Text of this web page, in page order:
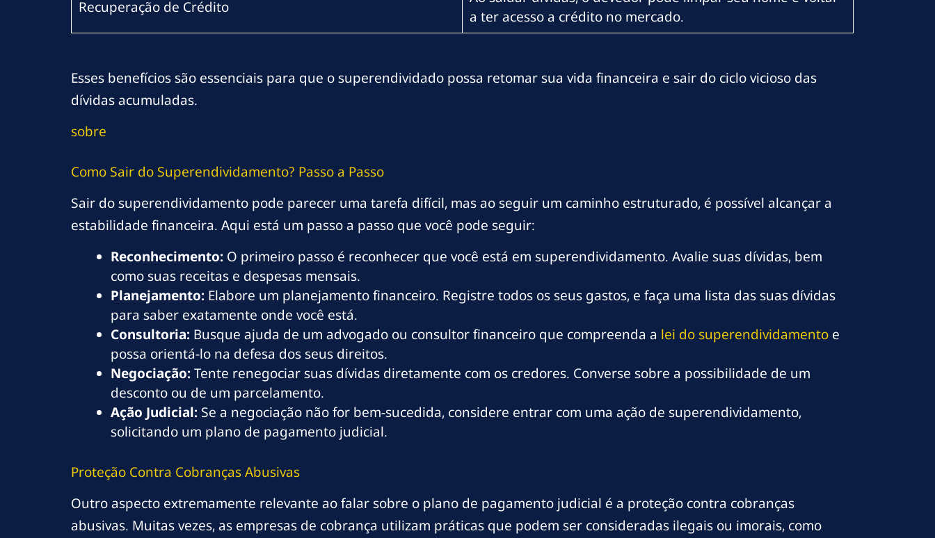
Recuperação de Crédito
a ter acesso a crédito no mercado.
Esses benefícios são essenciais para que o superendividado possa retomar sua vida financeira e sair do ciclo vicioso das
dívidas acumuladas.
sobre
Como Sair do Superendividamento? Passo a Passo
Sair do superendividamento pode parecer uma tarefa difícil, mas ao seguir um caminho estruturado, é possível alcançar a
estabilidade financeira. Aqui está um passo a passo que você pode seguir:
Reconhecimento: O primeiro passo é reconhecer que você está em superendividamento. Avalie suas dívidas, bem
como suas receitas e despesas mensais.
Planejamento: Elabore um planejamento financeiro. Registre todos os seus gastos, e faça uma lista das suas dívidas
para saber exatamente onde você está.
Consultoria: Busque ajuda de um advogado ou consultor financeiro que compreenda a lei do superendividamento e
possa orientá-lo na defesa dos seus direitos.
Negociação:Tente renegociar suas dívidas diretamente com os credores. Converse sobre a possibilidade de um
desconto ou de um parcelamento.
Ação Judicial: Se a negociação não for bem-sucedida, considere entrar com uma ação de superendividamento,
solicitando um plano de pagamento judicial.
Proteção Contra Cobranças Abusivas
Outro aspecto extremamente relevante ao falar sobre o plano de pagamento judicial é a proteção contra cobranças
abusivas. Muitas vezes, as empresas de cobrança utilizam práticas que podem ser consideradas ilegais ou imorais, como